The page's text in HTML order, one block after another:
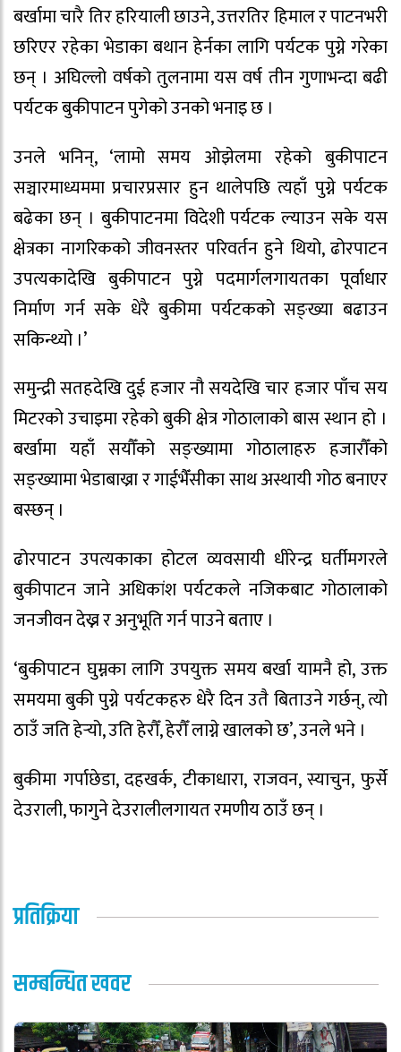
बर्खामा चारै तिर हरियाली छाउने, उत्तरतिर हिमाल र पाटनभरी
छरिएर रहेका भेडाका बथान हेर्नका लागि पर्यटक पुग्ने गरेका
छन् । अघिल्लो वर्षको तुलनामा यस वर्ष तीन गुणाभन्दा बढी
पर्यटक बुकीपाटन पुगेको उनको भनाइ छ ।
उनले भनिन्, ‘लामो समय ओझेलमा रहेको बुकीपाटन
सञ्चारमाध्यममा प्रचारप्रसार हुन थालेपछि त्यहाँ पुग्ने पर्यटक
बढेका छन् । बुकीपाटनमा विदेशी पर्यटक ल्याउन सके यस
क्षेत्रका नागरिकको जीवनस्तर परिवर्तन हुने थियो, ढोरपाटन
उपत्यकादेखि बुकीपाटन पुग्ने पदमार्गलगायतका पूर्वाधार
निर्माण गर्न सके धेरै बुकीमा पर्यटकको सङ्ख्या बढाउन
सकिन्थ्यो ।’
समुन्द्री सतहदेखि दुई हजार नौ सयदेखि चार हजार पाँच सय
मिटरको उचाइमा रहेको बुकी क्षेत्र गोठालाको बास स्थान हो ।
बर्खामा यहाँ सयौँको सङ्ख्यामा गोठालाहरु हजारौँको
सङ्ख्यामा भेडाबाख्रा र गाईभैँसीका साथ अस्थायी गोठ बनाएर
बस्छन् ।
ढोरपाटन उपत्यकाका होटल व्यवसायी धीरेन्द्र घर्तीमगरले
बुकीपाटन जाने अधिकांश पर्यटकले नजिकबाट गोठालाको
जनजीवन देख्न र अनुभूति गर्न पाउने बताए ।
‘बुकीपाटन घुम्नका लागि उपयुक्त समय बर्खा यामनै हो, उक्त
समयमा बुकी पुग्ने पर्यटकहरु धेरै दिन उतै बिताउने गर्छन्, त्यो
ठाउँ जति हेर्‍यो, उति हेरौँ, हेरौँ लाग्ने खालको छ’, उनले भने ।
बुकीमा गर्पाछेडा, दहखर्क, टीकाधारा, राजवन, स्याचुन, फुर्से
देउराली, फागुने देउरालीलगायत रमणीय ठाउँ छन् ।
प्रतिक्रिया
सम्बन्धित खवर